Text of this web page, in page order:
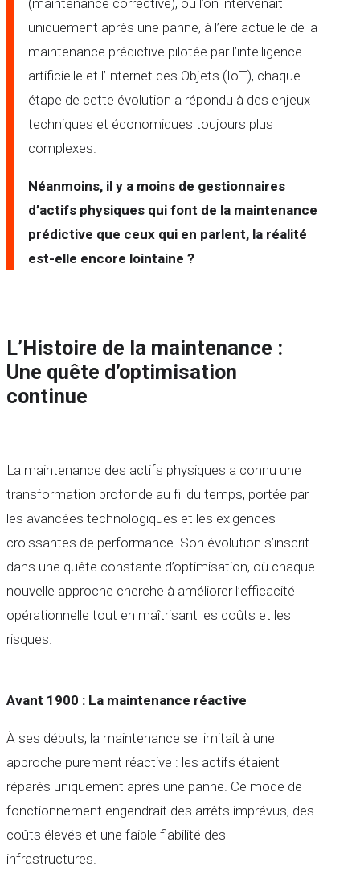
(maintenance corrective), où l’on intervenait
uniquement après une panne, à l’ère actuelle de la
maintenance prédictive pilotée par l’intelligence
artificielle et l’Internet des Objets (IoT), chaque
étape de cette évolution a répondu à des enjeux
techniques et économiques toujours plus
complexes.
Néanmoins, il y a moins de gestionnaires
d’actifs physiques qui font de la maintenance
prédictive que ceux qui en parlent, la réalité
est-elle encore lointaine ?
L’Histoire de la maintenance :
Une quête d’optimisation
continue
La maintenance des actifs physiques a connu une
transformation profonde au fil du temps, portée par
les avancées technologiques et les exigences
croissantes de performance. Son évolution s’inscrit
dans une quête constante d’optimisation, où chaque
nouvelle approche cherche à améliorer l’efficacité
opérationnelle tout en maîtrisant les coûts et les
risques.
Avant 1900 : La maintenance réactive
À ses débuts, la maintenance se limitait à une
approche purement réactive : les actifs étaient
réparés uniquement après une panne. Ce mode de
fonctionnement engendrait des arrêts imprévus, des
coûts élevés et une faible fiabilité des
infrastructures.